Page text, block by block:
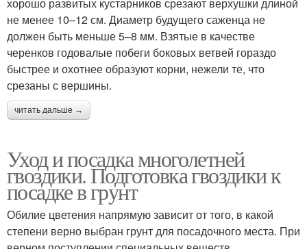
не менее 10–12 см. Диаметр будущего саженца не
должен быть меньше 5–8 мм. Взятые в качестве
черенков годовалые побеги боковых ветвей гораздо
быстрее и охотнее образуют корни, нежели те, что
срезаны с вершины.
читать дальше →
Уход и посадка многолетней
гвоздики. Подготовка гвоздики к
посадке в грунт
Обилие цветения напрямую зависит от того, в какой
степени верно выбран грунт для посадочного места. При